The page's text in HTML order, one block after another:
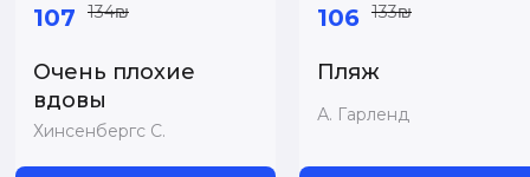
107 134₪
Очень плохие
вдовы
Хинсенбергс С.
106 133₪
Пляж
А. Гарленд